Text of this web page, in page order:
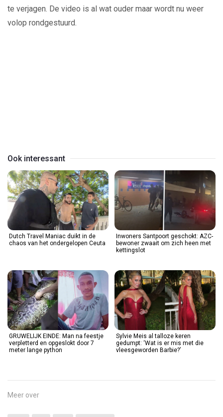
te verjagen. De video is al wat ouder maar wordt nu weer
volop rondgestuurd.
Ook interessant
Dutch Travel Maniac duikt in de
chaos van het ondergelopen Ceuta
Inwoners Santpoort geschokt: AZC-
bewoner zwaait om zich heen met
kettingslot
GRUWELIJK EINDE: Man na feestje
verpletterd en opgeslokt door 7
meter lange python
Sylvie Meis al talloze keren
gedumpt: ‘Wat is er mis met die
vleesgeworden Barbie?’
Meer over